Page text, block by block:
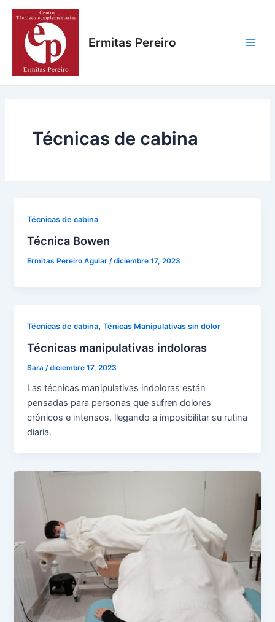
contenido
Ermitas Pereiro
Técnicas de cabina
Técnicas de cabina
Técnica Bowen
Ermitas Pereiro Aguiar/diciembre 17, 2023
Técnicas de cabina,Ténicas Manipulativas sin dolor
Técnicas manipulativas indoloras
Sara/diciembre 17, 2023
Las técnicas manipulativas indoloras están
pensadas para personas que sufren dolores
crónicos e intensos, llegando a imposibilitar su rutina
diaria.
Paginación
entradas